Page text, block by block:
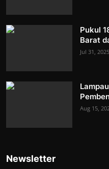
Pukul
Barat
Jul 31, 2025
Aug 15,
Newsletter